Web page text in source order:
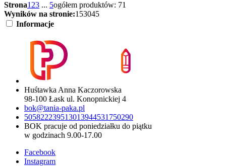
Strona1 23 ... 5ogółem produktów: 71
Wyników na stronie:153045
Informacje
Huśtawka Anna Kaczorowska
98-100 Łask ul. Konopnickiej 4
bok@tania-paka.pl
505822239513013944531750290
BOK pracuje od poniedziałku do piątku
w godzinach 9.00-17.00
Facebook
Instagram